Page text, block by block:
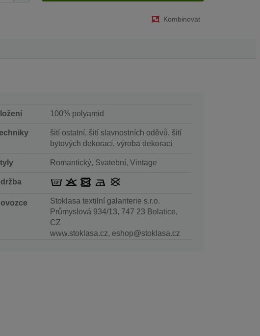
Kombinovat
100% polyamid
šití ostatní, šití slavnostních oděvů, šití
bytových dekorací, výroba dekorací
Romantický, Svatební, Vintage
Stoklasa textilní galanterie s.r.o.
Průmyslová 934/13, 747 23 Bolatice,
CZ
www.stoklasa.cz, eshop@stoklasa.cz